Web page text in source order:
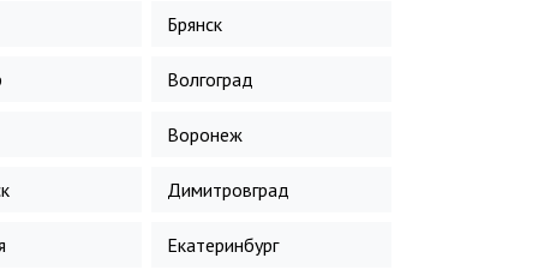
Брянск
Волгоград
Воронеж
Димитровград
Екатеринбург